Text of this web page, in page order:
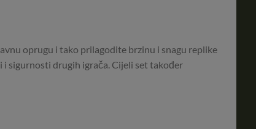
oprugu i tako prilagodite brzinu i snagu replike
sigurnosti drugih igrača. Cijeli set također